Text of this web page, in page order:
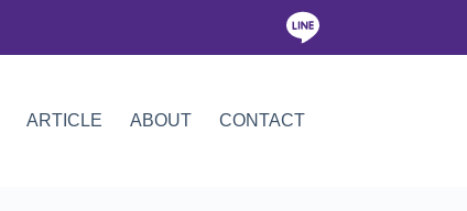
ARTICLE ABOUT CONTACT